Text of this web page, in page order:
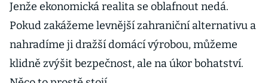
Jenže ekonomická realita se oblafnout nedá.
Pokud zakážeme levnější zahraniční alternativu a
nahradíme ji dražší domácí výrobou, můžeme
klidně zvýšit bezpečnost, ale na úkor bohatství.